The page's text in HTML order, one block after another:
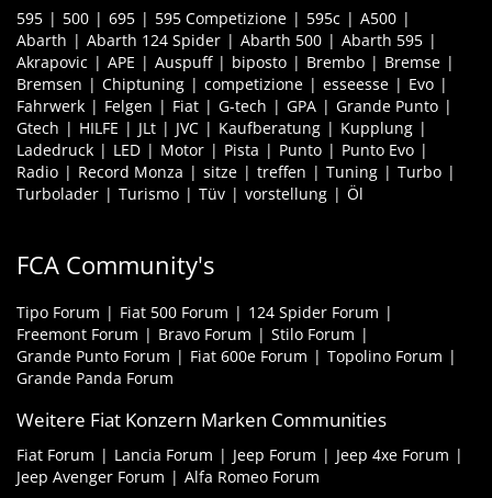
595 500 695 595 Competizione 595c
A500
Abarth
Abarth 124 Spider Abarth 500
Abarth 595
Akrapovic
APE Auspuff biposto Brembo
Bremse
Bremsen
Chiptuning competizione esseesse
Evo
Fahrwerk
Felgen Fiat G-tech GPA
Grande Punto
Gtech
HILFE JLt JVC Kaufberatung
Kupplung
Ladedruck
LED Motor Pista Punto
Punto Evo
Radio
Record Monza sitze treffen Tuning
Turbo
Turbolader
Turismo Tüv vorstellung Öl
FCA Community's
Tipo Forum Fiat 500 Forum
124 Spider Forum
Freemont Forum
Bravo Forum
Stilo Forum
Grande Punto Forum
Fiat 600e Forum
Topolino Forum
Grande Panda Forum
Weitere Fiat Konzern Marken Communities
Fiat Forum Lancia Forum Jeep Forum
Jeep 4xe Forum
Jeep Avenger Forum
Alfa Romeo Forum